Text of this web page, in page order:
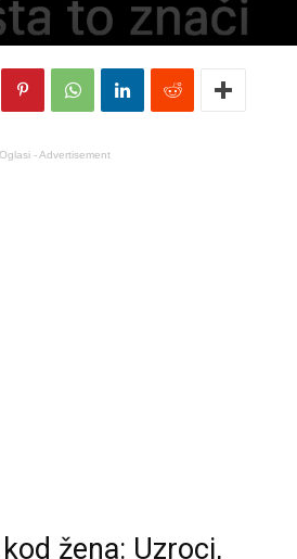
Oglasi - Advertisement
žena: Uzroci,